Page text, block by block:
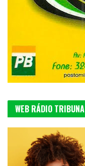
WEB RÁDIO TRIBUNA